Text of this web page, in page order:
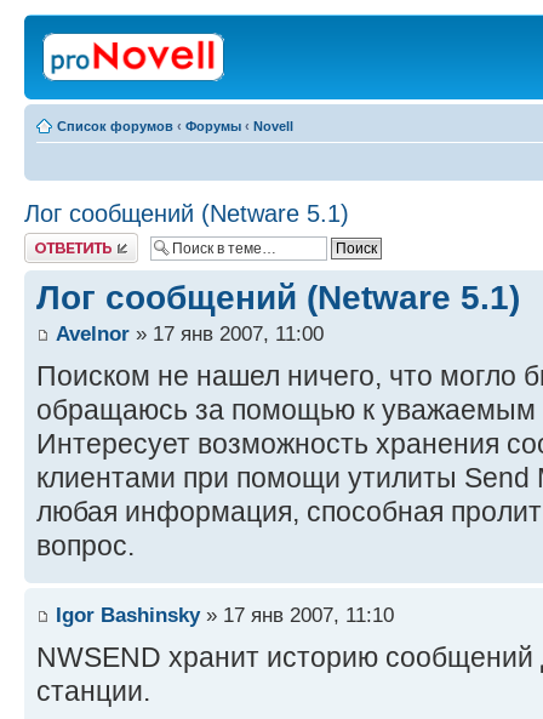
Список форумов ‹ Форумы ‹ Novell
Лог сообщений (Netware 5.1)
Ответить
Лог сообщений (Netware 5.1)
Avelnor » 17 янв 2007, 11:00
Поиском не нашел ничего, что могло
обращаюсь за помощью к
Интересует возможность хранения
клиентами при помощи утилиты Send
любая информация, способная
вопрос.
Igor Bashinsky» 17 янв 2007, 11:10
NWSEND хранит историю сообщений
станции.